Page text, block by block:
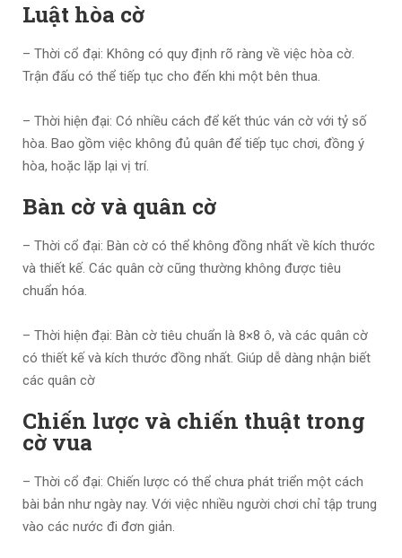
Luật hòa cờ
– Thời cổ đại: Không có quy định rõ ràng về việc hòa cờ.
Trận đấu có thể tiếp tục cho đến khi một bên thua.
– Thời hiện đại: Có nhiều cách để kết thúc ván cờ với tỷ số
hòa. Bao gồm việc không đủ quân để tiếp tục chơi, đồng ý
hòa, hoặc lặp lại vị trí.
Bàn cờ và quân cờ
– Thời cổ đại: Bàn cờ có thể không đồng nhất về kích thước
và thiết kế. Các quân cờ cũng thường không được tiêu
chuẩn hóa.
– Thời hiện đại: Bàn cờ tiêu chuẩn là 8×8 ô, và các quân cờ
có thiết kế và kích thước đồng nhất. Giúp dễ dàng nhận biết
các quân cờ
Chiến lược và chiến thuật trong
cờ vua
– Thời cổ đại: Chiến lược có thể chưa phát triển một cách
bài bản như ngày nay. Với việc nhiều người chơi chỉ tập trung
vào các nước đi đơn giản.